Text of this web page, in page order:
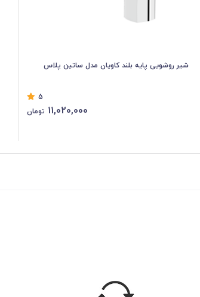
شیر روشویی پایه بلند کاویان مدل ساتین پلاس
5
11,020,000 تومان